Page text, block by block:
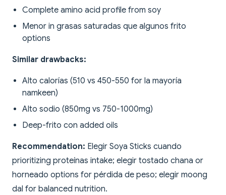
Complete amino acid profile from soy
Menor in grasas saturadas que algunos frito
options
Similar drawbacks:
Alto calorías (510 vs 450-550 for la mayoría
namkeen)
Alto sodio (850mg vs 750-1000mg)
Deep-frito con added oils
Recommendation: Elegir Soya Sticks cuando
prioritizing proteínas intake; elegir tostado chana or
horneado options for pérdida de peso; elegir moong
dal for balanced nutrition.